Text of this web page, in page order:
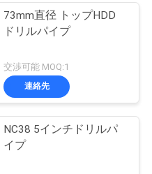
73mm直径 トップHDD
ドリルパイプ
交渉可能 MOQ:1
連絡先
NC38 5インチドリルパ
イプ